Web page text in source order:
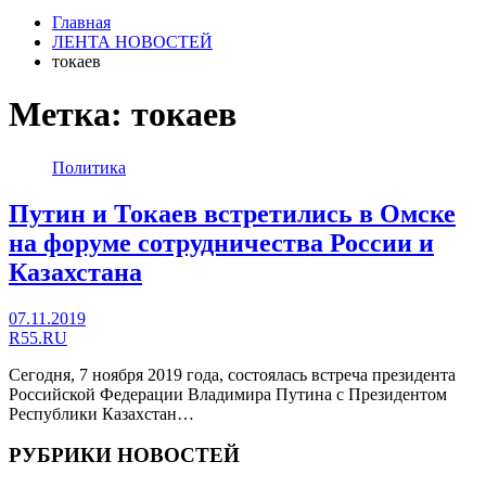
Главная
ЛЕНТА НОВОСТЕЙ
токаев
Метка: токаев
Политика
Путин и Токаев встретились в Омске
на форуме сотрудничества России и
Казахстана
07.11.2019
R55.RU
Сегодня, 7 ноября 2019 года, состоялась встреча президента
Российской Федерации Владимира Путина с Президентом
Республики Казахстан…
РУБРИКИ НОВОСТЕЙ